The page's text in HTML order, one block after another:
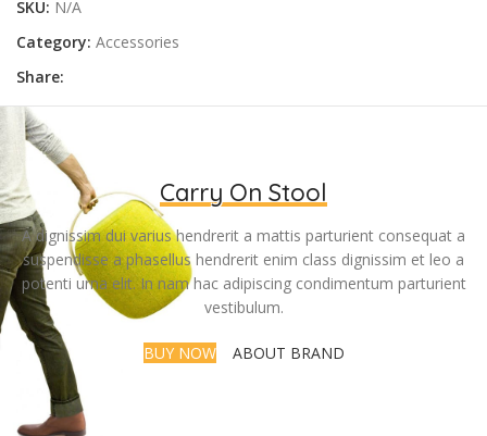
SKU: N/A
Category: Accessories
Share:
Carry On Stool
A dignissim dui varius hendrerit a mattis parturient consequat a
suspendisse a phasellus hendrerit enim class dignissim et leo a
potenti urna elit. In nam hac adipiscing condimentum parturient
vestibulum.
BUY NOW ABOUT BRAND